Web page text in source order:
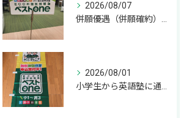
2026/08/07
2026/08/01